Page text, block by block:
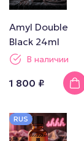
Amyl Double
Black 24ml
В наличии
1 800 ₽
RUS